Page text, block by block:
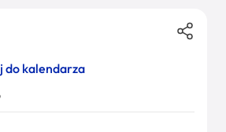
do kalendarza